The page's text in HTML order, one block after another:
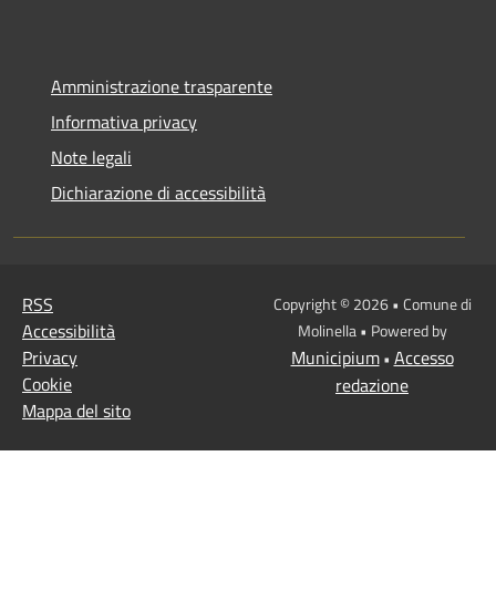
Amministrazione trasparente
Informativa privacy
Note legali
Dichiarazione di accessibilità
RSS
Accessibilità
Privacy
Cookie
Mappa del sito
Copyright © 2026 • Comune di
Molinella • Powered by
Municipium• Accesso
redazione